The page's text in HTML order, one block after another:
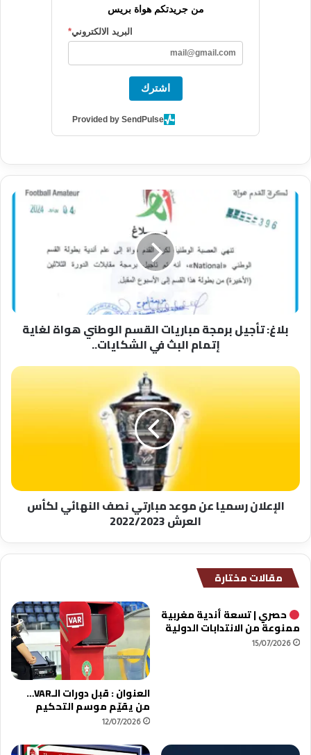
من جريدتكم هواة بريس
البريد الالكتروني*
اشترك
Provided by SendPulse
بلاغ:
إتمام
البثبلاغ: تأجيل برمجة مباريات القسم الوطني هواة لغاية
إتمام البث في الشكايات..
الإعلان
العرش
2022/2023
الإعلان رسميا عن موعد مبارتي نصف النهائي لكأس
العرش 2022/2023
مقالات مختارة
حصري | تسعة أندية مغربية
ممنوعة من الانتدابات الدولية
15/07/2026
العنوان : قبل دورات الـVAR…
من يقيّم موسم التحكيم
12/07/2026